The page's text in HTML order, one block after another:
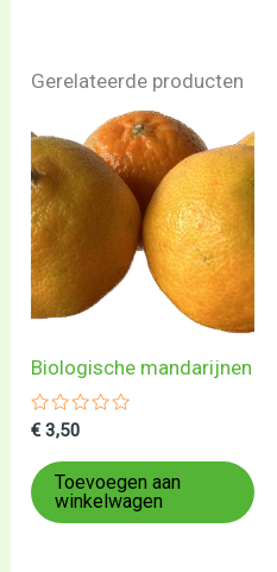
Gerelateerde producten
Biologische mandarijnen
Gewaardeerd
uit
5
€ 3,50
Toevoegen aan
winkelwagen